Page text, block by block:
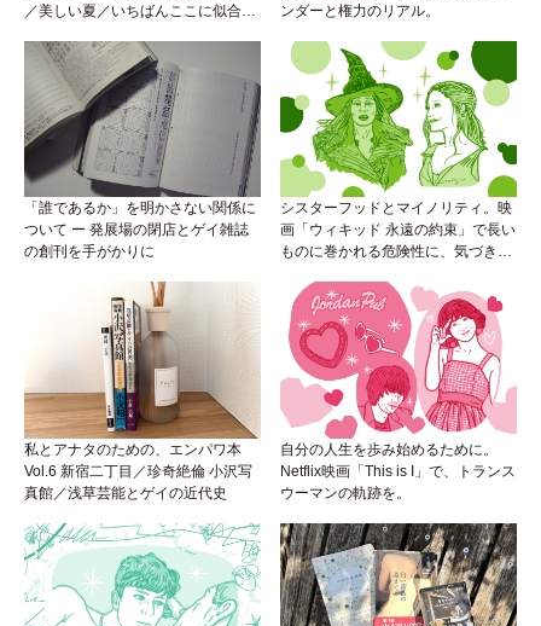
／美しい夏／いちばんここに似合う
ンダーと権力のリアル。
「誰であるか」を明かさない関係に
ついて ー 発展場の閉店とゲイ雑誌
の創刊を手がかりに
シスターフッドとマイノリティ。映
画「ウィキッド 永遠の約束」で長い
ものに巻かれる危険性に、気づき
私とアナタのための、エンパワ本
Vol.6 新宿二丁目／珍奇絶倫 小沢写
真館／浅草芸能とゲイの近代史
自分の人生を歩み始めるために。
Netflix映画「This is I」で、トランス
ウーマンの軌跡を。